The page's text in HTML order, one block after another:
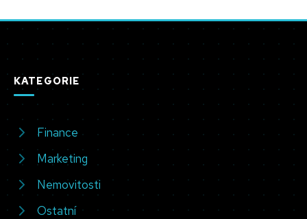
KATEGORIE
Finance
Marketing
Nemovitosti
Ostatní